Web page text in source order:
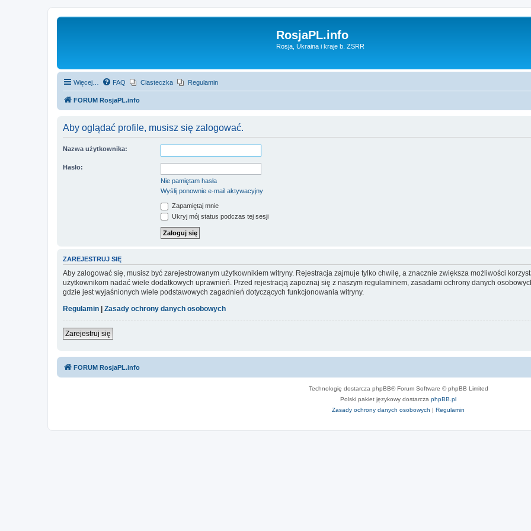
RosjaPL.info
Rosja, Ukraina i kraje b. ZSRR
Więcej… FAQ Ciasteczka Regulamin
FORUM RosjaPL.info
Aby oglądać profile, musisz się zalogować.
Nazwa użytkownika:
Hasło:
Nie pamiętam hasła
Wyślij ponownie e-mail aktywacyjny
Zapamiętaj mnie
Ukryj mój status podczas tej sesji
ZAREJESTRUJ SIĘ
Aby zalogować się, musisz być zarejestrowanym użytkownikiem witryny. Rejestracja zajmuje tylko chwilę, a znacznie zwiększa możliwości
użytkownikom nadać wiele dodatkowych uprawnień. Przed rejestracją zapoznaj się z naszym regulaminem, zasadami ochrony danych
gdzie jest wyjaśnionych wiele podstawowych zagadnień dotyczących funkcjonowania witryny.
Regulamin | Zasady ochrony danych osobowych
Zarejestruj się
FORUM RosjaPL.info
Technologię dostarcza phpBB® Forum Software © phpBB Limited
Polski pakiet językowy dostarcza phpBB.pl
Zasady ochrony danych osobowych | Regulamin